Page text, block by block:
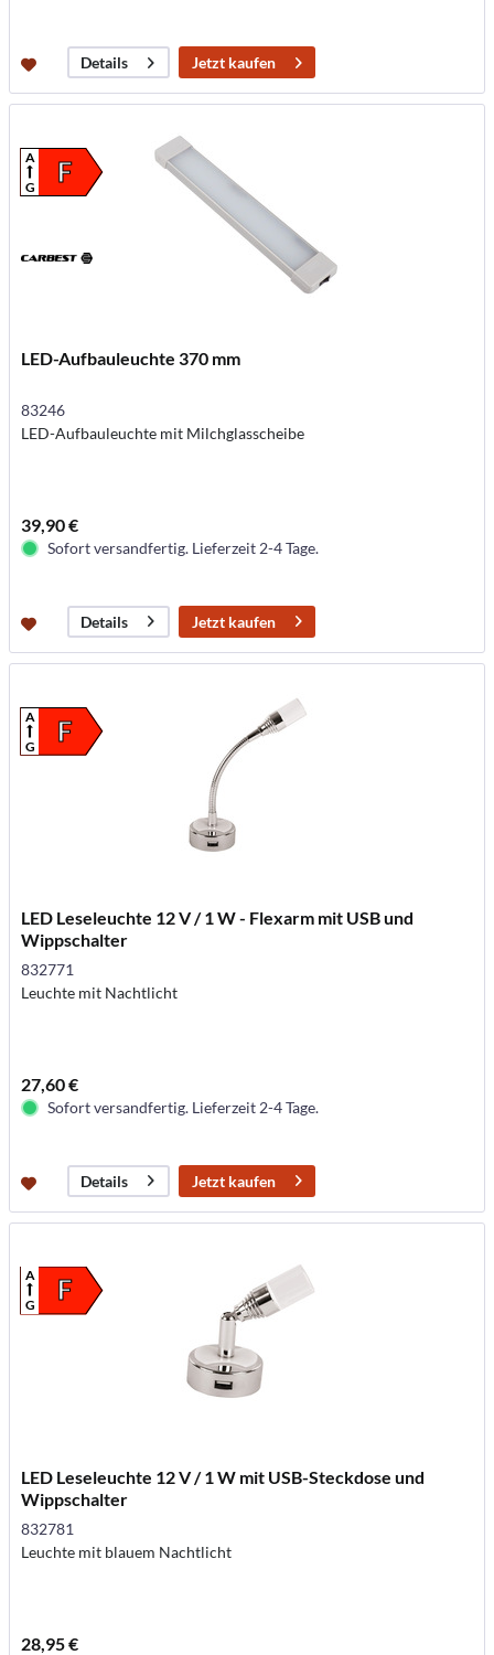
Details Jetzt kaufen
F
A
G
LED-Aufbauleuchte 370 mm
83246
LED-Aufbauleuchte mit Milchglasscheibe
39,90 €
Sofort versandfertig. Lieferzeit 2-4 Tage.
Details Jetzt kaufen
F
A
G
LED Leseleuchte 12 V / 1 W - Flexarm mit USB und
Wippschalter
832771
Leuchte mit Nachtlicht
27,60 €
Sofort versandfertig. Lieferzeit 2-4 Tage.
Details Jetzt kaufen
F
A
G
LED Leseleuchte 12 V / 1 W mit USB-Steckdose und
Wippschalter
832781
Leuchte mit blauem Nachtlicht
28,95 €